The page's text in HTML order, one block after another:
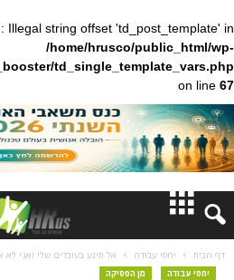
Warning: Illegal string offset
/home/hrusco/
wp_booster/
עבודה אל תיגע בעובדים שלי ואני לא אגע בשלך
מן הפסיקה